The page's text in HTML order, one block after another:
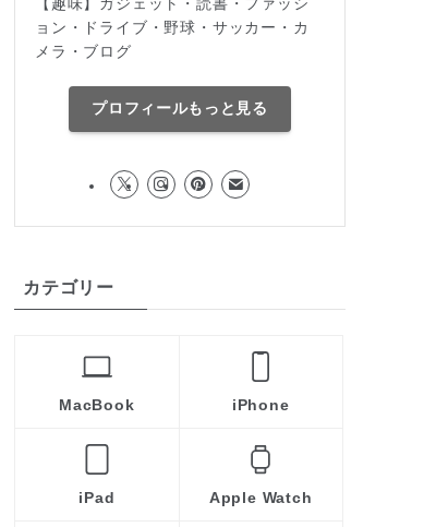
ョン・ドライブ・野球・サッカー・カ
メラ・ブログ
プロフィールもっと見る
カテゴリー
MacBook iPhone
iPad Apple Watch